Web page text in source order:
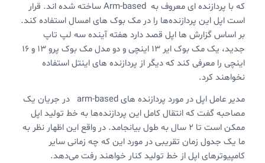
که با پردازنده ای معروف به Arm-based ساخته شده اند. قرار
است اپل این پردازنده‌ها را در مک ‌بوک های امسال استفاده کند.
بر اساس گزارش ها اپل قصد دارد هفته آینده سه لپ تاپ
جدید، یک مک بوک ایر ۱۳ اینچی و دو مدل مک بوک پرو ۱۳ و ۱۶
اینچی را معرفی کند که دیگر از پردازنده های اینتل استفاده
نخواهند کرد.
مدیر عامل اپل در مورد پردازنده های arm-based در جریان یک
مصاحبه گفت که انتقال کامل این پردازنده‌ها به خط تولید اپل
ممکن است تا ۲ سال به طول بیانجامد. در واقع این اظهار نظر به
ما یک جدول زمان تقریبی در مورد این که چه زمانی سایر
کامپیوترهای اپل از خط تولید کنار خواهند رفت می‌دهد.